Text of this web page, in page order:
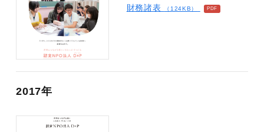
財務諸表 （124KB）
2017年